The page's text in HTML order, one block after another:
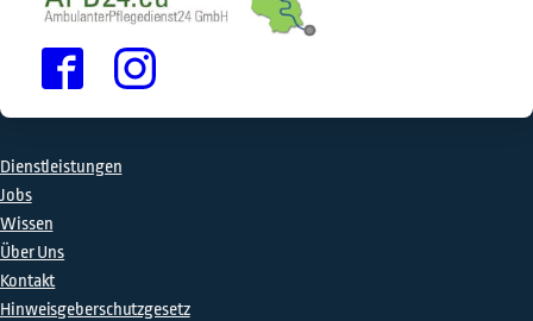
Dienstleistungen
Jobs
Wissen
Über Uns
Kontakt
Hinweisgeberschutzgesetz